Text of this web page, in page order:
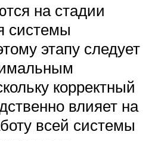
на стадии
системы
этапу следует
корректный
влияет на
всей системы